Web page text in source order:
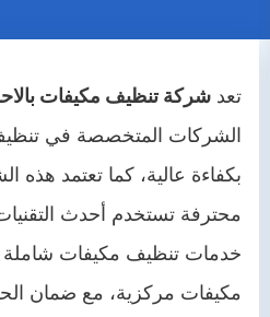
خدمات اخري
تعد شركة تنظيف مكيفات
الشركات المتخصصة في
بكفاءة عالية، كما تعتمد
محترفة تستخدم أحدث
خدمات تنظيف مكيفات شاملة
مكيفات مركزية، مع ضمان